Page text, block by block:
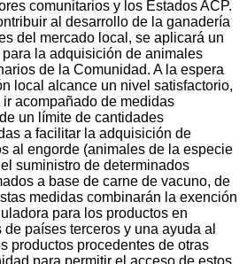
comunitarios y los Estados ACP.
al desarrollo de la ganadería
del mercado local, se aplicará un
la adquisición de animales
de la Comunidad. A la espera
local alcance un nivel satisfactorio,
acompañado de medidas
un límite de cantidades
a facilitar la adquisición de
al engorde (animales de la especie
suministro de determinados
a base de carne de vacuno, de
medidas combinarán la exención
para los productos en
países terceros y una ayuda al
productos procedentes de otras